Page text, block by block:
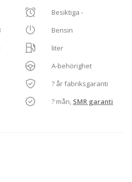
Besiktiga -
Bensin
liter
A-behörighet
? år fabriksgaranti
? mån, SMR garanti